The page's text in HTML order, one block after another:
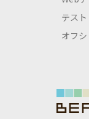
テス
オフ